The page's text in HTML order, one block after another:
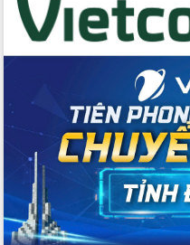
2026
Đắk Lắk tập trung toàn lực khắc phục
tồn tại IUU, sẵn sàng làm việc với
Chủ tịch UBND tỉnh Tạ Anh Tuấn thăm,
chúc mừng các bệnh viện nhân Ngày
Thầy thuốc Việt Nam
Rộn ràng lễ hội truyền thống Sông
nước Đà Nông lần thứ I năm 2026
Kỳ họp Chuyên đề lần thứ Năm, HĐND
tỉnh Đắk Lắk thông qua các nghị quyết
quan trọng